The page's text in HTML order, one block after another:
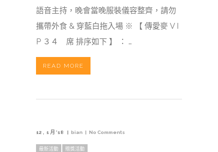
語音主持，晚會當晚服裝儀容整齊，請勿
攜帶外食 & 穿藍白拖入場 ※ 【 傳愛麥 V I
P ３４ 席 排序如下 】 ： …
READ MORE
12 1 月 '18 bian No Comments
最新活動 贈獎活動